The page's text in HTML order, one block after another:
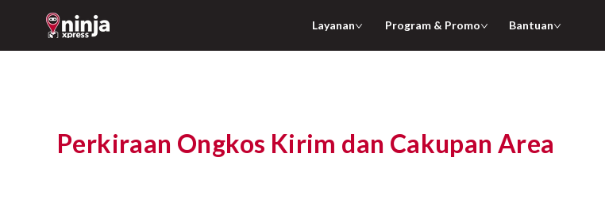
Layanan Program & Promo Bantuan
Perkiraan Ongkos Kirim dan Cakupan Area